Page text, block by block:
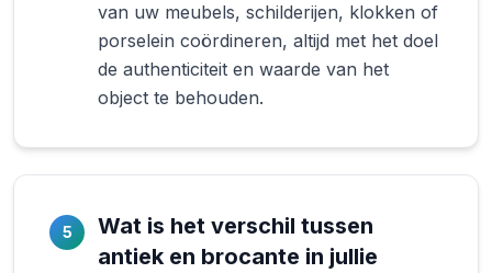
van uw meubels, schilderijen, klokken of
porselein coördineren, altijd met het doel
de authenticiteit en waarde van het
object te behouden.
5
Wat is het verschil tussen
antiek en brocante in jullie